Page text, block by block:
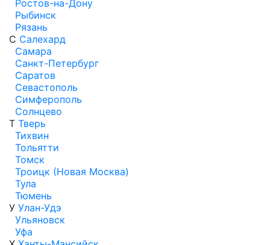
Ростов-на-Дону
Рыбинск
Рязань
С Салехард
Самара
Санкт-Петербург
Саратов
Севастополь
Симферополь
Солнцево
Т Тверь
Тихвин
Тольятти
Томск
Троицк (Новая Москва)
Тула
Тюмень
У Улан-Удэ
Ульяновск
Уфа